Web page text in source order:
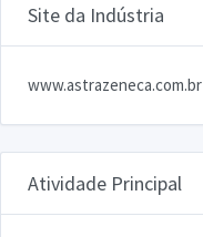
Site da Indústria
www.astrazeneca.com.br
Atividade Principal